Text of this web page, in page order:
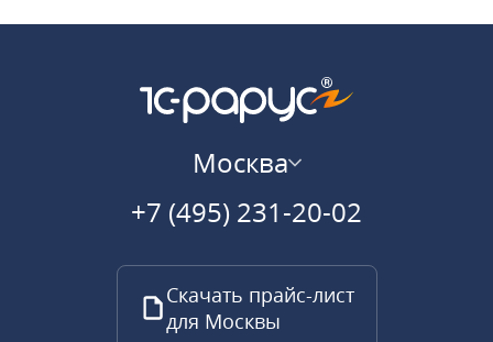
Москва
+7 (495) 231-20-02
Скачать прайс-лист
для Москвы